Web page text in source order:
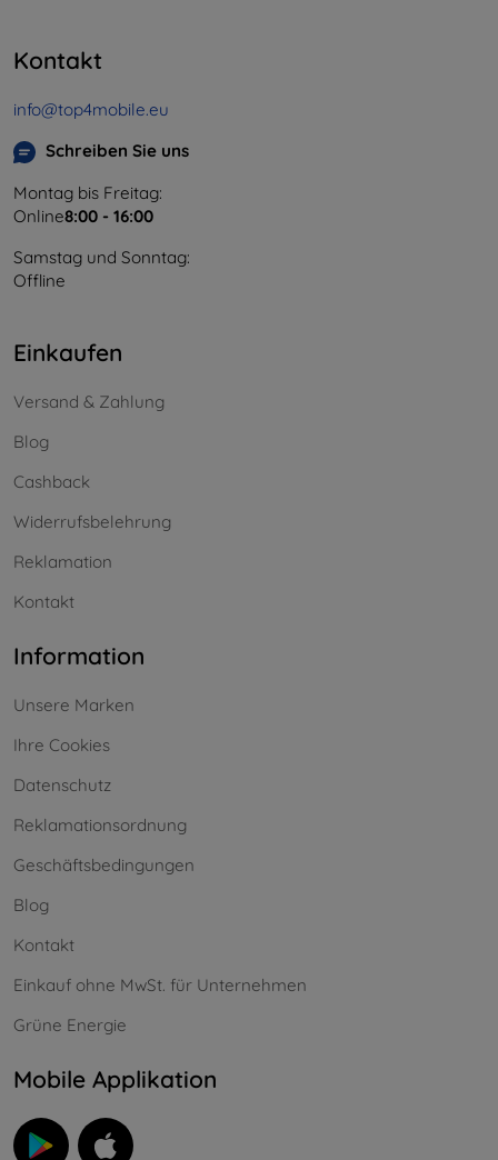
Kontakt
info@top4mobile.eu
Schreiben Sie uns
Montag bis Freitag:
Online8:00 - 16:00
Samstag und Sonntag:
Offline
Einkaufen
Versand & Zahlung
Blog
Cashback
Widerrufsbelehrung
Reklamation
Kontakt
Information
Unsere Marken
Ihre Cookies
Datenschutz
Reklamationsordnung
Geschäftsbedingungen
Blog
Kontakt
Einkauf ohne MwSt. für Unternehmen
Grüne Energie
Mobile Applikation